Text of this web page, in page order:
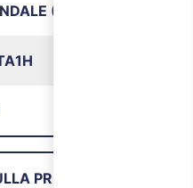
(CORSO BASE)
1H
PRIVACY (GDPR)